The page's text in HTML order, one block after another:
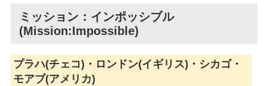
ミッション：インポッシブル
(Mission:Impossible)
プラハ(チェコ)・ロンドン(イギリス)・シカゴ・
モアブ(アメリカ)